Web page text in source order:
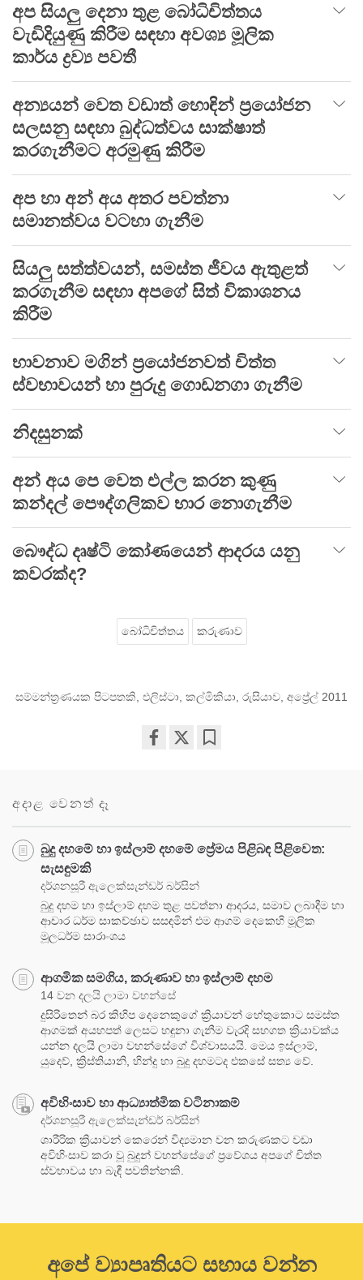
අප සියලු දෙනා තුළ බෝධිචිත්තය
වැඩිදියුණු කිරීම සඳහා අවශ්‍ය මූලික
කාර්ය ද්‍රව්‍ය පවතී
අන්‍යයන් වෙත වඩාත් හොඳින් ප්‍රයෝජන
සලසනු සඳහා බුද්ධත්වය සාක්ෂාත්
කරගැනීමට අරමුණු කිරීම
අප හා අන් අය අතර පවත්නා
සමානත්වය වටහා ගැනීම
සියලු සත්ත්වයන්, සමස්ත ජීවය ඇතුළත්
කරගැනීම සඳහා අපගේ සිත් විකාශනය
කිරීම
භාවනාව මගින් ප්‍රයෝජනවත් චිත්ත
ස්වභාවයන් හා පුරුදු ගොඩනගා ගැනීම
නිදසුනක්
අන් අය පෙ වෙත එල්ල කරන කුණු
කන්දල් පෞද්ගලිකව භාර නොගැනීම
බෞද්ධ දෘෂ්ටි‍ කෝණයෙන් ආදරය යනු
කවරක්ද?
බෝධිචිත්තය කරුණාව
සම්මන්ත්‍රණයක පිටපතකි, එලිස්ටා, කල්මිකියා, රුසියාව, අප්‍රේල් 2011
අදාළ වෙනත් දෑ
බුදු දහමේ හා ඉස්ලාම් දහමේ ප්‍රේමය පිළිබඳ පිළිවෙත:
සැසඳුමකි
දර්ශනසූරී ඇලෙක්සැන්ඩර් බර්සින්
බුදු දහම හා ඉස්ලාම් දහම තුළ පවත්නා ආදරය, සමාව ලබාදීම හා
ආචාර ධර්ම සාකච්ඡාව සසඳමින් එම ආගම් දෙකෙහි මූලික
මූලධර්ම සාරාංශය
ආගමික සමගිය, කරුණාව හා ඉස්ලාම් දහම
14 වන දලයි ලාමා වහන්සේ
දුසිරිතෙන් බර කිහිප දෙනෙකුගේ ක්‍රියාවන් හේතුකොට සමස්ත
ආගමක් අයහපත් ලෙසට හඳුනා ගැනීම වැරදි සහගත ක්‍රියාවක්ය
යන්න දලයි ලාමා වහන්සේගේ විශ්වාසයයි. මෙය ඉස්ලාම්,
යුදෙව්, ක්‍රිස්තියානි, හින්දු හා බුදු දහමටද එකසේ සත්‍ය වේ.
අවිහිංසාව හා ආධ්‍යාත්මික වටිනාකම්
දර්ශනසූරී ඇලෙක්සැන්ඩර් බර්සින්
ශාරීරික ක්‍රියාවන් කෙරෙන් විද්‍යමාන වන කරුණකට වඩා
අවිහිංසාව කරා වූ බුදුන් වහන්සේගේ ප්‍රවේශය අපගේ චිත්ත
ස්වභාවය හා බැඳී පවතින්නකි.
අපේ ව්‍යාපෘතියට සහාය වන්න